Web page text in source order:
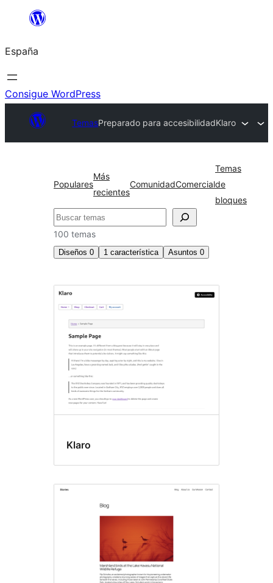
Saltar
contenido
España
Consigue WordPress
TemasPreparado para accesibilidadKlaro
Populares
Más
recientes
ComunidadComercial
Temas
de
bloques
Buscar
100 temas
Diseños 0 1 característica Asuntos 0
Preparado
para
accesibilidad
Klaro